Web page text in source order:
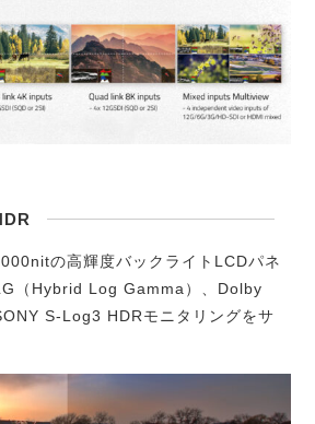
の高輝度バックライトLCDパネ
（Hybrid Log Gamma）、Dolby
S-Log3 HDRモニタリングをサ